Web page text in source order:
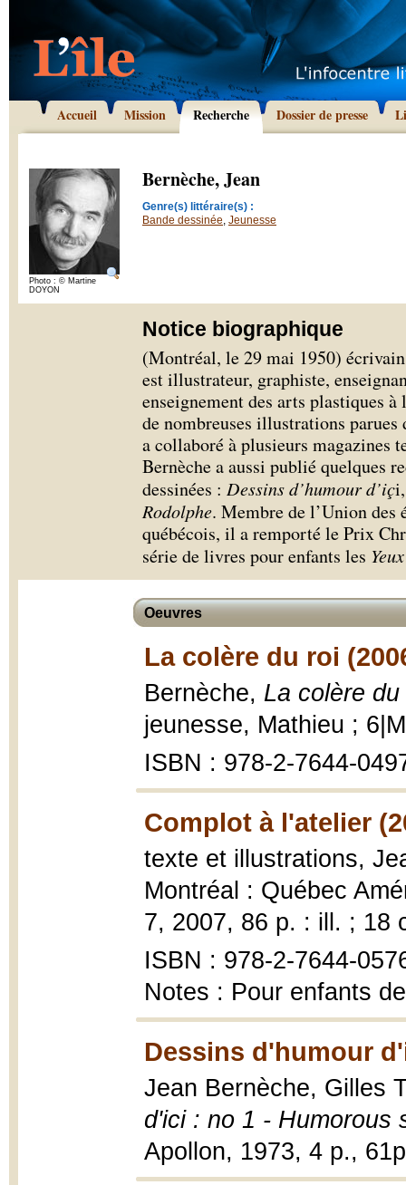
Accueil Mission Recherche Dossier de presse
Photo : © Martine
DOYON
Bernèche, Jean
Genre(s) littéraire(s) :
Bande dessinée, Jeunesse
Notice biographique
(Montréal, le 29 mai 1950)
est illustrateur, graphiste,
enseignement des arts plastiques
de nombreuses illustrations parues
a collaboré à plusieurs magazines
Bernèche a aussi publié quelques
dessinées : Dessins d’humour d’iç
Rodolphe. Membre de l’Union des
québécois, il a remporté le Prix
série de livres pour enfants les
Oeuvres
La colère du roi
Bernèche, La colère du
jeunesse, Mathieu ;
ISBN : 978-2-7644-
Complot à l'atelier
texte et illustrations,
Montréal : Québec
7, 2007, 86 p. : ill. ; 18
ISBN : 978-2-7644-
Notes : Pour enfants
Dessins d'humour
Jean Bernèche, Gilles
d'ici : no 1 - Humorous
Apollon, 1973, 4 p.,